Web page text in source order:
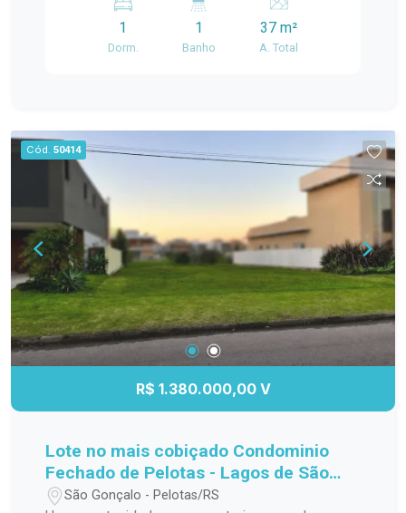
espaço, acabamentos contemporâneos e ótima
iluminação natural, proporcionando um clima
aconchegante e funcional. Localizado em um
investir, em uma região valorizada e de fácil
acesso a serviços, comércio e lazer. Localização
estratégica Design moderno e funcional Ideal
para moradia ou investimento
1
Dorm.
1
Banho
37 m²
A. Total
Cód. 50414
R$ 1.380.000,00 V
Lote no mais cobiçado Condominio
Fechado de Pelotas - Lagos de São
Gonçalo!
São Gonçalo - Pelotas/RS